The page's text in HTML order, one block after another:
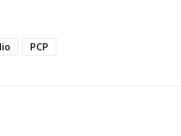
PCP